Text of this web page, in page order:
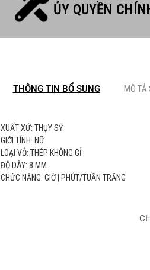
ỦY QUYỀN
THÔNG TIN BỔ SUNG MÔ TẢ
XUẤT XỨ: THỤY SỸ
GIỚI TÍNH: NỮ
LOẠI VỎ: THÉP KHÔNG GỈ
ĐỘ DÀY: 8 MM
CHỨC NĂNG: GIỜ | PHÚT/TUẦN TRĂNG